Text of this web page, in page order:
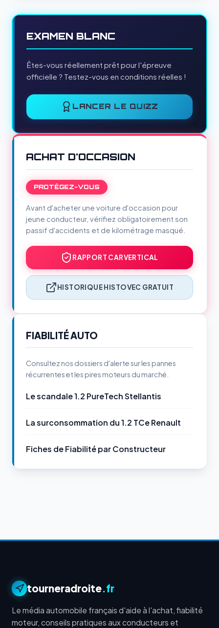
EXAMEN BLANC
Êtes-vous réellement prêt pour l'épreuve
officielle ? Testez-vous en conditions réelles !
LANCER LE QUIZZ
ACHAT D'OCCASION
PROTÉGEZ-VOUS
Avant d'acheter une voiture d'occasion pour
jeune conducteur, vérifiez obligatoirement son
passif d'accidents et de kilométrage masqué.
RAPPORT CARVERTICAL
HISTORIQUE HISTOVEC GRATUIT
FIABILITÉ AUTO
Consultez nos dossiers d'alerte sur les pannes
récurrentes et les pires moteurs du marché.
Le scandale 1.2 PureTech Stellantis
La surconsommation du 1.2 TCe Renault
Fiches de Fiabilité par Constructeur
tourneradroite.fr
Le média automobile français d'aide à l'achat, fiabilité
moteur, conseils pratiques aux conducteurs et